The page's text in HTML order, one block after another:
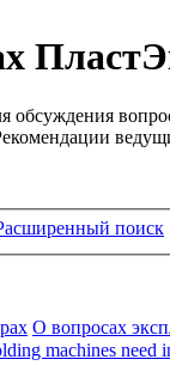
поиск
О вопросах
machines need